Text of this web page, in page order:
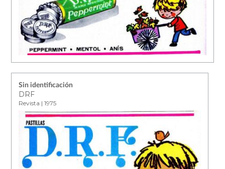
Sin identificación
DRF
Revista | 1975